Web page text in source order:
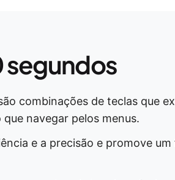
segundos
combinações de teclas que
navegar pelos menus.
e a precisão e promove